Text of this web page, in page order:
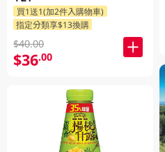
買1送1(加2件入購物車)
指定分類享$13換購
$40.00
$36.00